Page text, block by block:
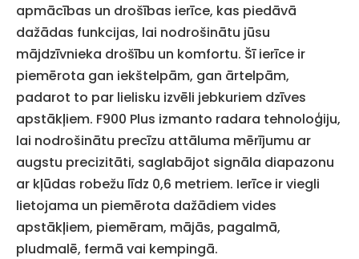
apmācības un drošības ierīce, kas piedāvā
dažādas funkcijas, lai nodrošinātu jūsu
mājdzīvnieka drošību un komfortu. Šī ierīce ir
piemērota gan iekštelpām, gan ārtelpām,
padarot to par lielisku izvēli jebkuriem dzīves
apstākļiem. F900 Plus izmanto radara tehnoloģiju,
lai nodrošinātu precīzu attāluma mērījumu ar
augstu precizitāti, saglabājot signāla diapazonu
ar kļūdas robežu līdz 0,6 metriem. Ierīce ir viegli
lietojama un piemērota dažādiem vides
apstākļiem, piemēram, mājās, pagalmā,
pludmalē, fermā vai kempingā.